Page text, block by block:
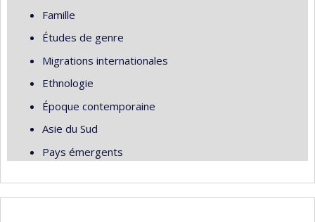
Famille
Études de genre
Migrations internationales
Ethnologie
Époque contemporaine
Asie du Sud
Pays émergents